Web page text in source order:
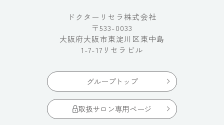
ドクターリセラ株式会社
〒533-0033
大阪府大阪市東淀川区東中島
1-7-17リセラビル
グループトップ
取扱サロン専用ページ